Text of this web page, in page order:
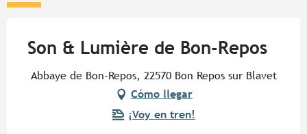
Son & Lumière de Bon-Repos
Abbaye de Bon-Repos, 22570 Bon Repos sur Blavet
Cómo llegar
¡Voy en tren!